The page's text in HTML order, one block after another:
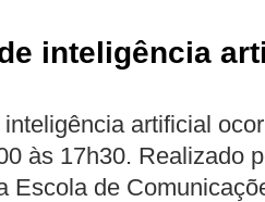
inteligência
artificial
às 17h30. Realizado
Escola de